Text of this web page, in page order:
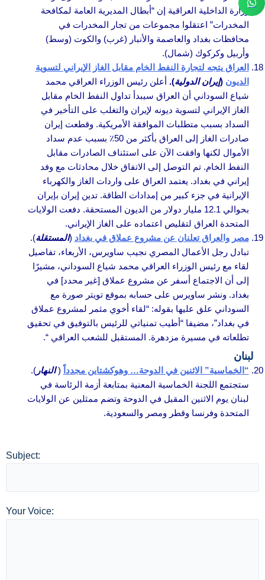
وزارة الداخلية العراقية إن “أبطال المديرية العامة لمكافحة
المخدرات” اعتقلوا مجموعات من تجار المخدرات في
محافظات بغداد والعاصمة والأنبار (غرب) والكوت (وسط)
وأربيل وكركوك (شمال).
العراق يتجه لتجارة النفط الخام مقابل الغاز الإيراني لتسوية
الديون (إيران الدولية). أعلن رئيس الوزراء العراقي محمد
شياع السوداني أن العراق سيبدأ تداول النفط الخام مقابل
الغاز الإيراني لتسوية ديونه لإيران والتغلب على التأخير في
السداد بسبب متطلبات الموافقة الأمريكية. وقطعت إيران
صادرات الغاز إلى العراق بأكثر من 50٪ بسبب عدم سداد
الأموال لكنها وافقت الآن على استئناف الصادرات مقابل
النفط الخام. تم التوصل إلى الاتفاق خلال محادثات مع وفد
إيراني في بغداد. يعتمد العراق على واردات الغاز والكهرباء
الإيرانية في جزء كبير من إمدادات الطاقة. تدين إيران بإيران
بحوالي 12.1 مليار دولار من الديون المستحقة. دفعت الولايات
المتحدة العراق لتقليص اعتماده على الغاز الإيراني.
مصر والعراق تعلنان عن مشروع عملاق في بغداد (المستقلة).
تبادل رجل الأعمال المصري نجيب ساويرس، الأربعاء، تفاصيل
لقاء مع رئيس الوزراء العراقي محمد شياع السوداني، مشيرًا
إلى أن الاجتماع أسفر عن مشروع عملاق [غير محدد] في
بغداد. ونشر ساويرس على حسابه بموقع تويتر صورة مع
السوداني علق عليها بقوله: “لقاء أخوي مثمر لمشروع عملاق
في بغداد”، مضيفا “أطيب تمنياتي للرئيس بالتوفيق في تحقيق
تطلعاته في مسيرة مزدهرة. المستقبل للشعب العراقي “.
لبنان
“الخماسية” الاثنين في الدوحة… وهوكشتاين مجدداً (النهار).
ستجتمع اللجنة الخماسية المعنية بمتابعة أزمة الرئاسة في
لبنان يوم الاثنين المقبل في الدوحة وتضم ممثلين عن الولايات
المتحدة وفرنسا وقطر ومصر والسعودية.
Subject:
Your Voice: